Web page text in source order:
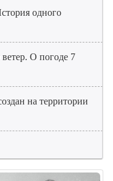
одного
О погоде 7
на территории